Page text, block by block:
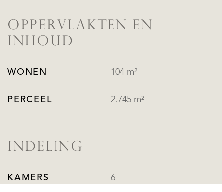
OPPERVLAKTEN EN
INHOUD
WONEN 104 m²
PERCEEL 2.745 m²
INDELING
KAMERS 6